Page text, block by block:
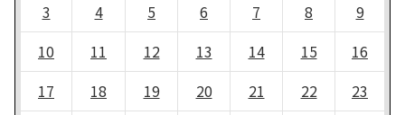
3
4 5 6 7 8
9
10
11 12 13 14 15
16
17
18 19 20 21 22
23